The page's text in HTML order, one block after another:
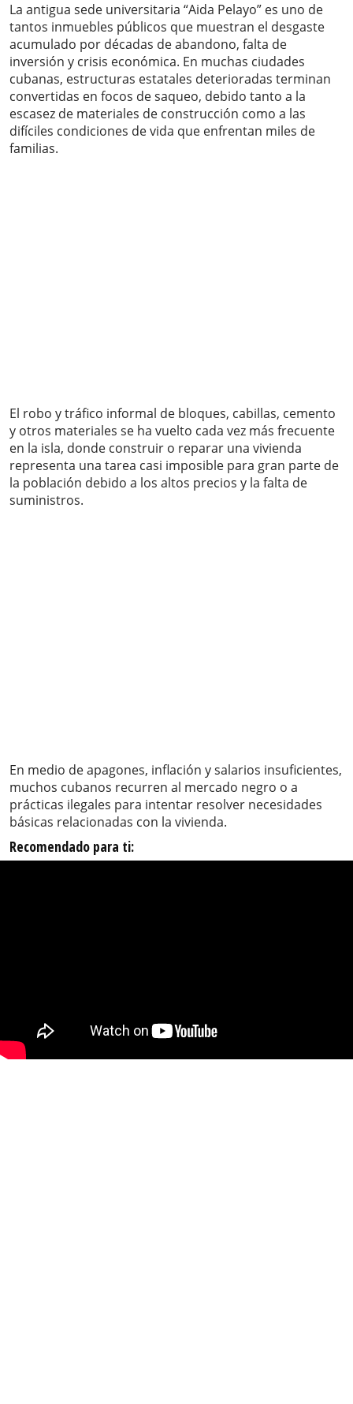
La antigua sede universitaria “Aida Pelayo” es uno de
tantos inmuebles públicos que muestran el desgaste
acumulado por décadas de abandono, falta de
inversión y crisis económica. En muchas ciudades
cubanas, estructuras estatales deterioradas terminan
convertidas en focos de saqueo, debido tanto a la
escasez de materiales de construcción como a las
difíciles condiciones de vida que enfrentan miles de
familias.
El robo y tráfico informal de bloques, cabillas, cemento
y otros materiales se ha vuelto cada vez más frecuente
en la isla, donde construir o reparar una vivienda
representa una tarea casi imposible para gran parte de
la población debido a los altos precios y la falta de
suministros.
En medio de apagones, inflación y salarios insuficientes,
muchos cubanos recurren al mercado negro o a
prácticas ilegales para intentar resolver necesidades
básicas relacionadas con la vivienda.
Recomendado para ti: